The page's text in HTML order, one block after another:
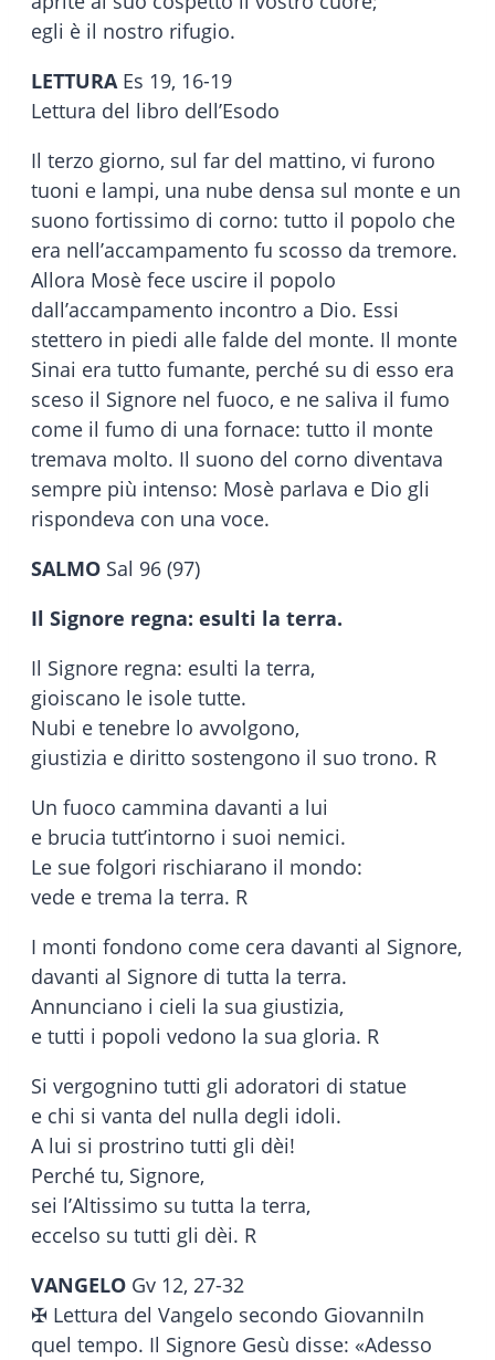
egli è il nostro rifugio.
LETTURAEs 19, 16-19
Lettura del libro dell’Esodo
Il terzo giorno, sul far del mattino, vi furono
tuoni e lampi, una nube densa sul monte e un
suono fortissimo di corno: tutto il popolo che
era nell’accampamento fu scosso da tremore.
Allora Mosè fece uscire il popolo
dall’accampamento incontro a Dio. Essi
stettero in piedi alle falde del monte. Il monte
Sinai era tutto fumante, perché su di esso era
sceso il Signore nel fuoco, e ne saliva il fumo
come il fumo di una fornace: tutto il monte
tremava molto. Il suono del corno diventava
sempre più intenso: Mosè parlava e Dio gli
rispondeva con una voce.
SALMO Sal 96 (97)
Il Signore regna: esulti la terra.
Il Signore regna: esulti la terra,
gioiscano le isole tutte.
Nubi e tenebre lo avvolgono,
giustizia e diritto sostengono il suo trono. R
Un fuoco cammina davanti a lui
e brucia tutt’intorno i suoi nemici.
Le sue folgori rischiarano il mondo:
vede e trema la terra. R
I monti fondono come cera davanti al Signore,
davanti al Signore di tutta la terra.
Annunciano i cieli la sua giustizia,
e tutti i popoli vedono la sua gloria. R
Si vergognino tutti gli adoratori di statue
e chi si vanta del nulla degli idoli.
A lui si prostrino tutti gli dèi!
Perché tu, Signore,
sei l’Altissimo su tutta la terra,
eccelso su tutti gli dèi. R
VANGELO Gv 12, 27-32
✠ Lettura del Vangelo secondo GiovanniIn
quel tempo. Il Signore Gesù disse: «Adesso